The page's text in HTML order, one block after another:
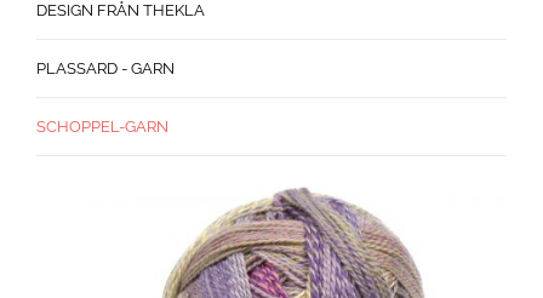
DESIGN FRÅN THEKLA
PLASSARD - GARN
SCHOPPEL-GARN